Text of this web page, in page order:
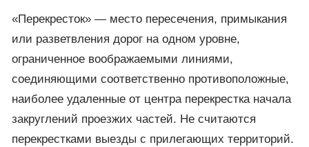
«Перекресток» — место пересечения, примыкания
или разветвления дорог на одном уровне,
ограниченное воображаемыми линиями,
соединяющими соответственно противоположные,
наиболее удаленные от центра перекрестка начала
закруглений проезжих частей. Не считаются
перекрестками выезды с прилегающих территорий.